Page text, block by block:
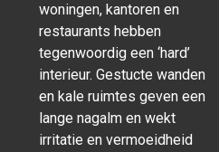
woningen, kantoren en
restaurants hebben
tegenwoordig een ‘hard’
interieur. Gestucte wanden
en kale ruimtes geven een
lange nagalm en wekt
irritatie en vermoeidheid